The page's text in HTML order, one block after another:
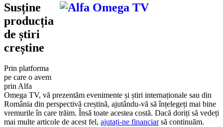
Susține
producția
de știri
creștine
Prin platforma
pe care o avem
prin Alfa
Omega TV, vă prezentăm evenimente și știri internaționale sau din
România din perspectivă creștină, ajutându-vă să înțelegeți mai bine
vremurile în care trăim. Însă toate acestea costă. Dacă doriți să vedeți
mai multe articole de acest fel, ajutați-ne financiarsă continuăm.